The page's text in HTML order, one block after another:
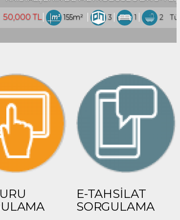
1 2 Türkiye İstanbul / Esenyurt
E-TAHSİLAT
SORGULAMA